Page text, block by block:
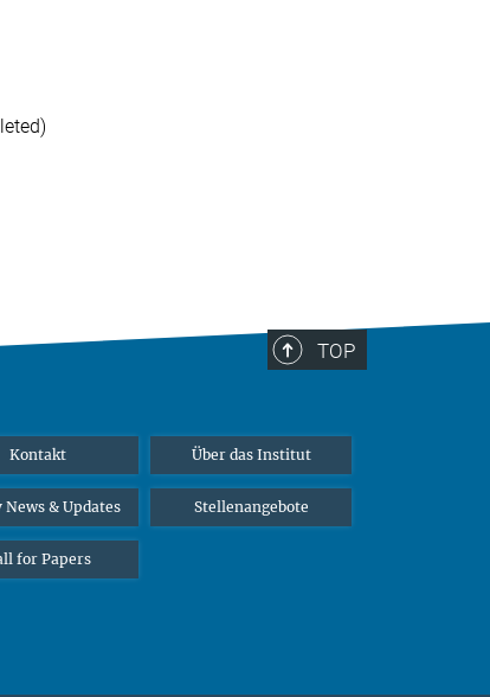
TOP
Kontakt Über das Institut
News & Updates Stellenangebote
for Papers